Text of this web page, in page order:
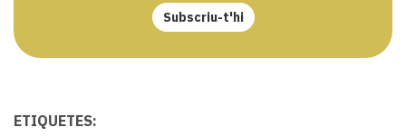
Subscriu-t'hi
ETIQUETES: